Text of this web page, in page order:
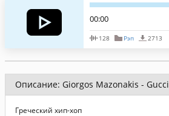
00:00
128 Рэп 2713
Описание: Giorgos Mazonakis - Gucci
Греческий хип-хоп